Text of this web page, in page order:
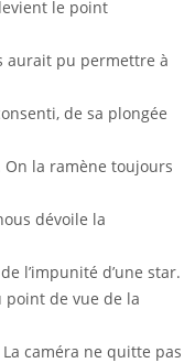
le point
aurait pu permettre à
de sa plongée
la ramène toujours
dévoile la
l’impunité d’une star.
de vue de la
caméra ne quitte pas